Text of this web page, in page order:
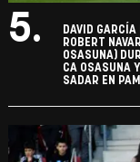
5.
DAVID
ROBERT
OSASUNA)
CA OSASUNA
SADAR EN